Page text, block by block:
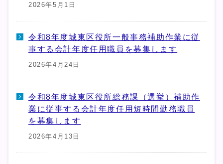
2026年5月1日
令和8年度城東区役所一般事務補助作業に従
事する会計年度任用職員を募集します
2026年4月24日
令和8年度城東区役所総務課（選挙）補助作
業に従事する会計年度任用短時間勤務職員
を募集します
2026年4月13日